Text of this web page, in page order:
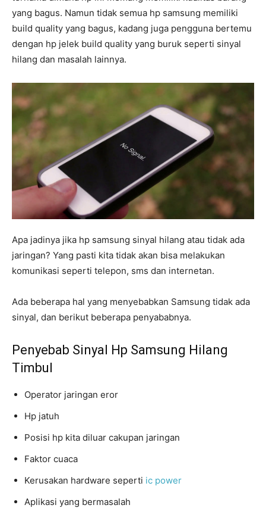
yang bagus. Namun tidak semua hp samsung memiliki
build quality yang bagus, kadang juga pengguna bertemu
dengan hp jelek build quality yang buruk seperti sinyal
hilang dan masalah lainnya.
Apa jadinya jika hp samsung sinyal hilang atau tidak ada
jaringan? Yang pasti kita tidak akan bisa melakukan
komunikasi seperti telepon, sms dan internetan.
Ada beberapa hal yang menyebabkan Samsung tidak ada
sinyal, dan berikut beberapa penyababnya.
Penyebab Sinyal Hp Samsung Hilang
Timbul
Operator jaringan eror
Hp jatuh
Posisi hp kita diluar cakupan jaringan
Faktor cuaca
Kerusakan hardware seperti ic power
Aplikasi yang bermasalah